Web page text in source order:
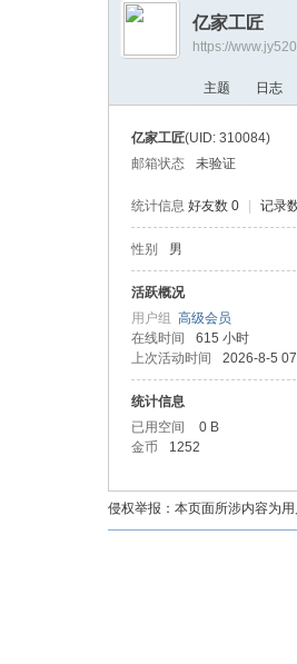
都
›
亿家工匠
https://
主题 日志
亿家工匠(UID: 310084)
邮箱状态
未验证
统计信息 好友数 0 记录
性别 男
活跃概况
用户组 高级会员
在线时间
615 小时
上次活动时间
2026-8-5
统计信息
已用空间
0 B
金币
1252
侵权举报：本页面所涉内容为